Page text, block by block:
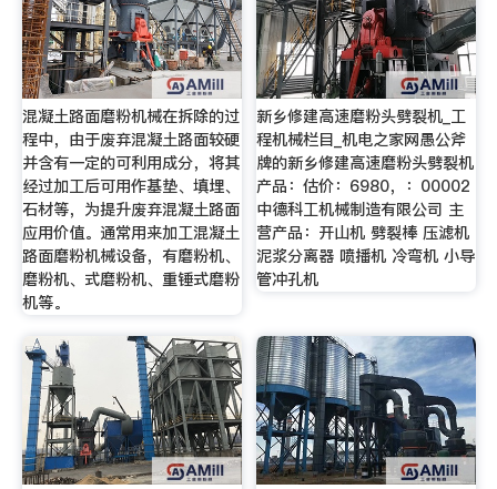
混凝土路面磨粉机械在拆除的过
程中，由于废弃混凝土路面较硬
并含有一定的可利用成分，将其
经过加工后可用作基垫、填埋、
石材等，为提升废弃混凝土路面
应用价值。通常用来加工混凝土
路面磨粉机械设备，有磨粉机、
磨粉机、式磨粉机、重锤式磨粉
机等。
新乡修建高速磨粉头劈裂机_工
程机械栏目_机电之家网愚公斧
牌的新乡修建高速磨粉头劈裂机
产品：估价：6980，：00002
中德科工机械制造有限公司 主
营产品：开山机 劈裂棒 压滤机
泥浆分离器 喷播机 冷弯机 小导
管冲孔机